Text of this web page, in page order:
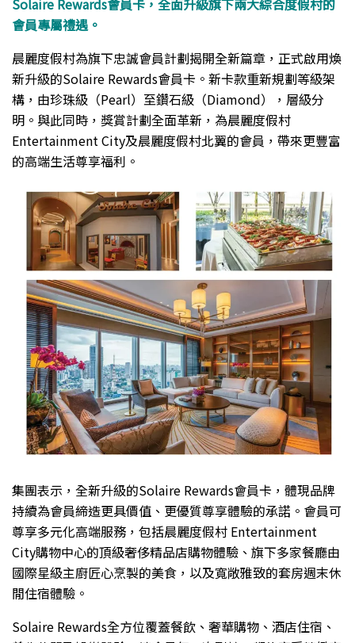
Solaire Rewards會員卡，全面升級旗下兩大綜合度假村的
會員專屬禮遇。
晨麗度假村為旗下忠誠會員計劃揭開全新篇章，正式啟用煥
新升級的Solaire Rewards會員卡。新卡款重新規劃等級架
構，由珍珠級（Pearl）至鑽石級（Diamond），層級分
明。與此同時，獎賞計劃全面革新，為晨麗度假村
Entertainment City及晨麗度假村北翼的會員，帶來更豐富
的高端生活尊享福利。
集團表示，全新升級的Solaire Rewards會員卡，體現品牌
持續為會員締造更具價值、更優質尊享體驗的承諾。會員可
尊享多元化高端服務，包括晨麗度假村 Entertainment
City購物中心的頂級奢侈精品店購物體驗、旗下多家餐廳由
國際星級主廚匠心烹製的美食，以及寬敞雅致的套房週末休
閒住宿體驗。
Solaire Rewards全方位覆蓋餐飲、奢華購物、酒店住宿、